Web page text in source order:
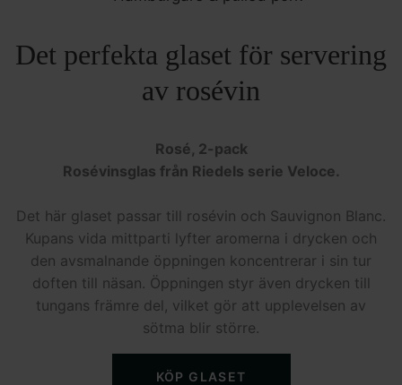
Det perfekta glaset för servering
av rosévin
Rosé, 2-pack
Rosévinsglas från Riedels serie Veloce.
Det här glaset passar till rosévin och Sauvignon Blanc.
Kupans vida mittparti lyfter aromerna i drycken och
den avsmalnande öppningen koncentrerar i sin tur
doften till näsan. Öppningen styr även drycken till
tungans främre del, vilket gör att upplevelsen av
sötma blir större.
KÖP GLASET